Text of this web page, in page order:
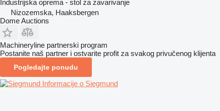
Industrijska oprema - stol za zavarivanje
Nizozemska, Haaksbergen
Dome Auctions
Machineryline partnerski program
Postanite naš partner i ostvarite profit za svakog privučenog klijenta
Pogledajte ponudu
Informacije o Siegmund